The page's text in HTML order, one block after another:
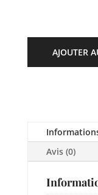
AJOUTER
Avis (0)